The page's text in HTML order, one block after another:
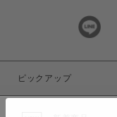
ピックアップ